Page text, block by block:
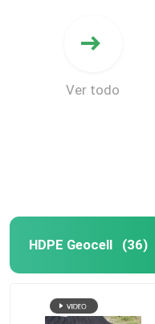
Ver todo
HDPE Geocell (36)